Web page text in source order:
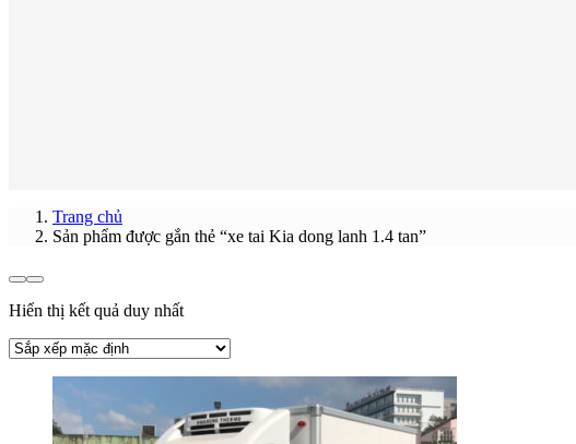
Trang chủ
Sản phẩm được gắn thẻ “xe tai Kia dong lanh 1.4 tan”
Hiển thị kết quả duy nhất